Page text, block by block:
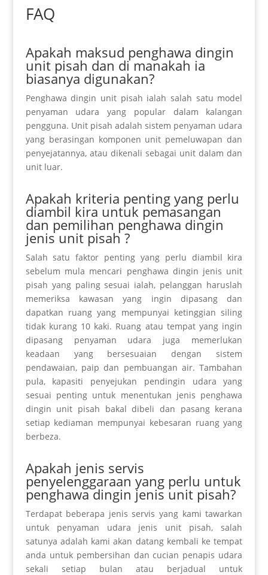
FAQ
Apakah maksud penghawa dingin
unit pisah dan di manakah ia
biasanya digunakan?
Penghawa dingin unit pisah ialah salah satu model
penyaman udara yang popular dalam kalangan
pengguna. Unit pisah adalah sistem penyaman udara
yang berasingan komponen unit pemeluwapan dan
penyejatannya, atau dikenali sebagai unit dalam dan
unit luar.
Apakah kriteria penting yang perlu
diambil kira untuk pemasangan
dan pemilihan penghawa dingin
jenis unit pisah ?
Salah satu faktor penting yang perlu diambil kira
sebelum mula mencari penghawa dingin jenis unit
pisah yang paling sesuai ialah, pelanggan haruslah
memeriksa kawasan yang ingin dipasang dan
dapatkan ruang yang mempunyai ketinggian siling
tidakkurang10 kaki. Ruang atau tempat yang ingin
dipasang penyaman udara juga memerlukan
keadaan yang bersesuaian dengan sistem
pendawaian, paip dan pembuangan air. Tambahan
pula, kapasiti penyejukan pendingin udara yang
sesuai penting untuk menentukan jenis penghawa
dingin unit pisah bakal dibeli dan pasang kerana
setiap kediaman mempunyai kebesaran ruang yang
berbeza.
Apakah jenis servis
penyelenggaraan yang perlu untuk
penghawa dingin jenis unit pisah?
Terdapat beberapa jenis servis yang kami tawarkan
untuk penyaman udara jenis unit pisah, salah
satunya adalah kami akan datang kembali ke tempat
anda untukpembersihan dancucian penapis udara
sekali setiap bulan atau berjadual untuk